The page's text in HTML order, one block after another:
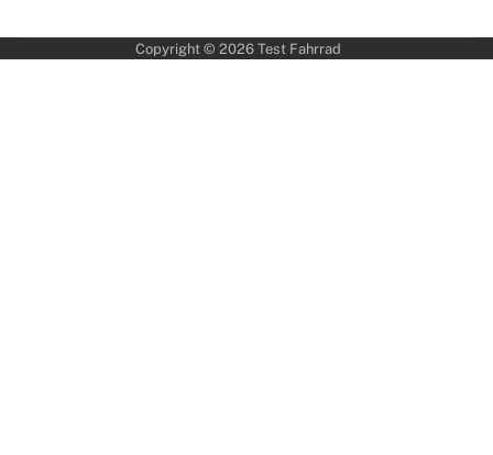
Copyright © 2026 Test Fahrrad